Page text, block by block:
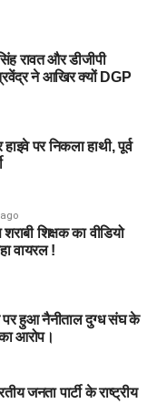
रावत और डीजीपी
ने आखिर क्यों DGP
पर निकला हाथी, पूर्व
शिक्षक का वीडियो
वायरल !
पर हुआ नैनीताल दुग्ध संघ के
आरोप।
जनता पार्टी के राष्ट्रीय